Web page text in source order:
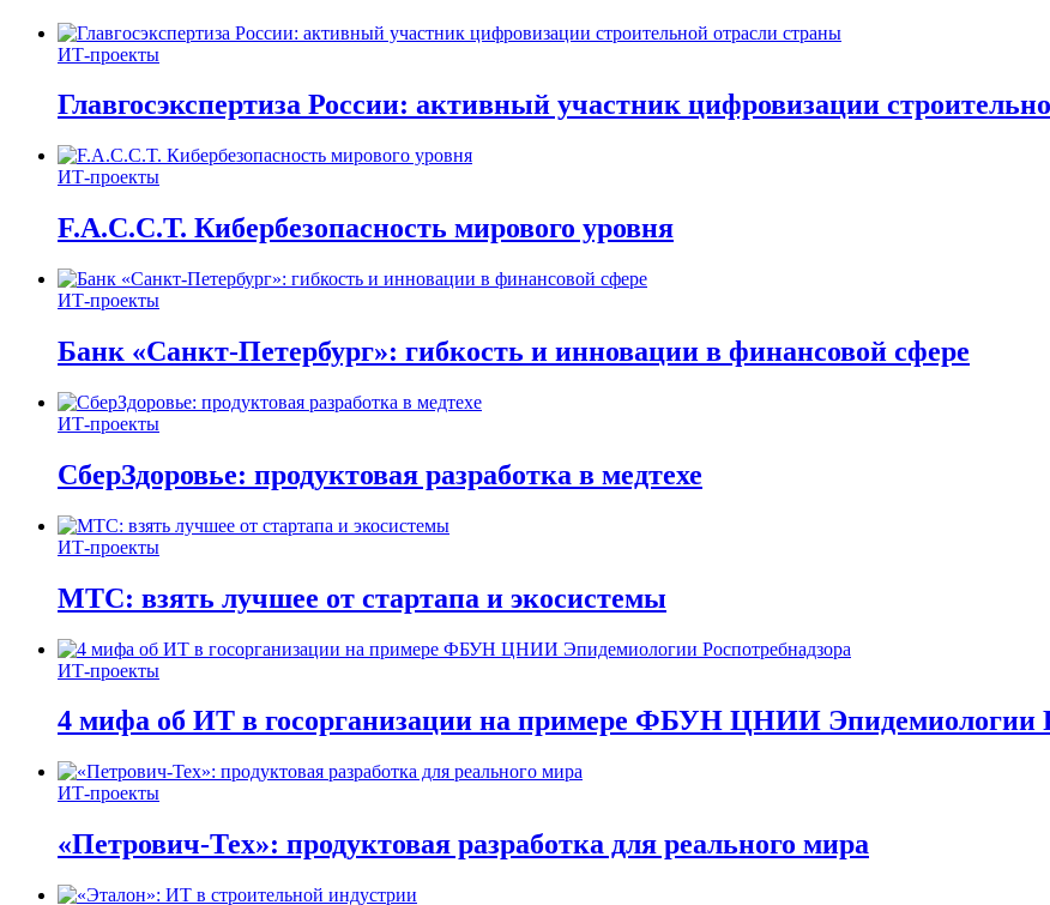
ИТ-проекты
Главгосэкспертиза России: активный участник цифровизации
ИТ-проекты
F.A.C.C.T. Кибербезопасность мирового уровня
ИТ-проекты
Банк «Санкт-Петербург»: гибкость и инновации в финансовой сфере
ИТ-проекты
СберЗдоровье: продуктовая разработка в медтехе
ИТ-проекты
МТС: взять лучшее от стартапа и экосистемы
ИТ-проекты
4 мифа об ИТ в госорганизации на примере ФБУН ЦНИИ Эпидемиологии
ИТ-проекты
«Петрович-Тех»: продуктовая разработка для реального мира